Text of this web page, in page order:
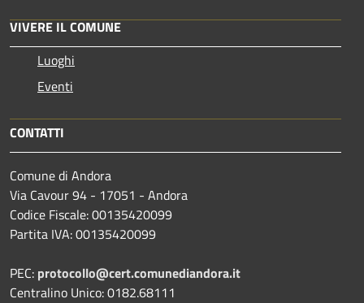
VIVERE IL COMUNE
Luoghi
Eventi
CONTATTI
Comune di Andora
Via Cavour 94 - 17051 - Andora
Codice Fiscale: 00135420099
Partita IVA: 00135420099
PEC: protocollo@cert.comunediandora.it
Centralino Unico: 0182.68111